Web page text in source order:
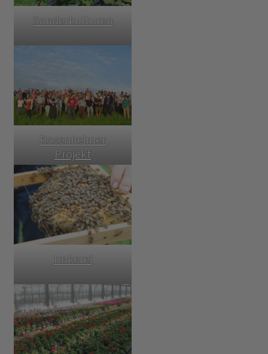
Sonderkulturen
Rosenheimer
Projekt
Imkerei